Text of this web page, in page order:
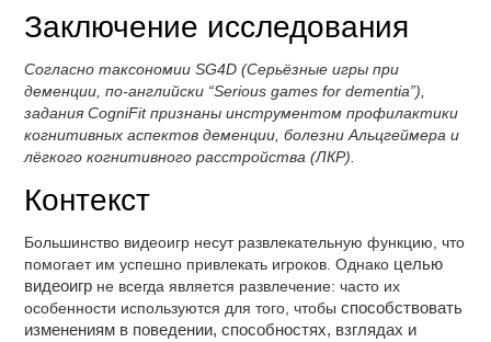
Заключение исследования
Согласно таксономии SG4D (Серьёзные игры при
деменции, по-английски “Serious games for dementia”),
задания CogniFit признаны инструментом профилактики
когнитивных аспектов деменции, болезни Альцгеймера и
лёгкого когнитивного расстройства (ЛКР).
Контекст
Большинство видеоигр несут развлекательную функцию, что
помогает им успешно привлекать игроков. Однако целью
видеоигр не всегда является развлечение: часто их
особенности используются для того, чтобыспособствовать
изменениям в поведении, способностях, взглядах и